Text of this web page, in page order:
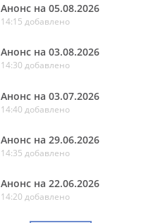
Анонс на 05.08.2026
14:15 добавлено
Анонс на 03.08.2026
14:30 добавлено
Анонс на 03.07.2026
14:40 добавлено
Анонс на 29.06.2026
14:35 добавлено
Анонс на 22.06.2026
14:20 добавлено